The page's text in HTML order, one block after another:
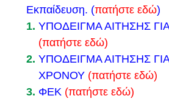
VOLLEY
9:30 – 9:50 Α-Β
10:00 – 10:20 Β-Γ
ΤΑΥΤΟΧΡΟΝΑ ΥΠΗΡΧΕ
ΤΕΛΟΣ ΛΕΙΤΟΥΡΓΗΣΕ
Ευχαριστούμε την Κυρία
Εκπαίδευση. (πατήστε εδώ)
1. ΥΠΟΔΕΙΓΜΑ ΑΙΤΗΣΗΣ
(πατήστε εδώ)
2. ΥΠΟΔΕΙΓΜΑ ΑΙΤΗΣΗΣ
ΧΡΟΝΟΥ (πατήστε εδώ)
3. ΦΕΚ (πατήστε εδώ)